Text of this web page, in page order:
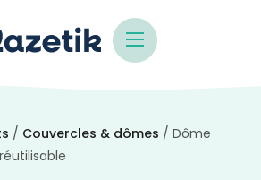
/ Couvercles & dômes / Dôme